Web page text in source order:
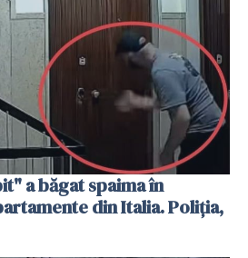
a băgat spaima în
din Italia. Poliția,